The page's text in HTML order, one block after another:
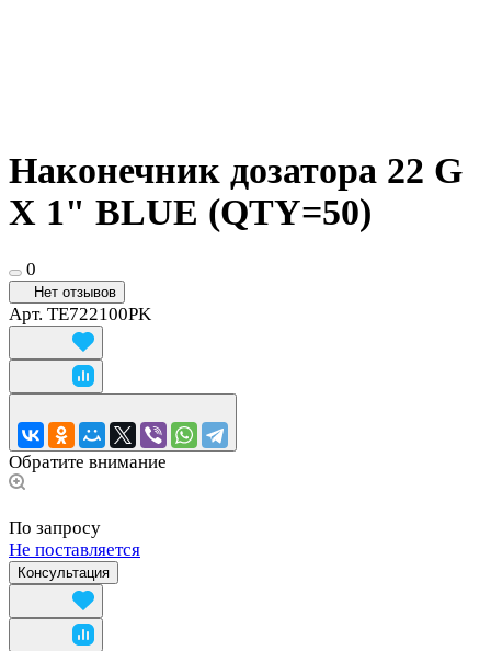
Наконечник дозатора 22 G
X 1" BLUE (QTY=50)
0
Нет отзывов
Арт. TE722100PK
Обратите внимание
По запросу
Не поставляется
Консультация